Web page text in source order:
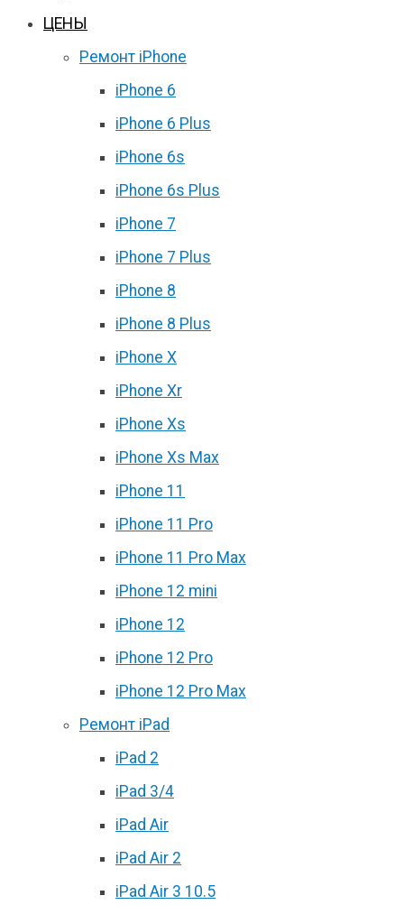
ЦЕНЫ
Ремонт iPhone
iPhone 6
iPhone 6 Plus
iPhone 6s
iPhone 6s Plus
iPhone 7
iPhone 7 Plus
iPhone 8
iPhone 8 Plus
iPhone X
iPhone Xr
iPhone Xs
iPhone Xs Max
iPhone 11
iPhone 11 Pro
iPhone 11 Pro Max
iPhone 12 mini
iPhone 12
iPhone 12 Pro
iPhone 12 Pro Max
Ремонт iPad
iPad 2
iPad 3/4
iPad Air
iPad Air 2
iPad Air 3 10.5